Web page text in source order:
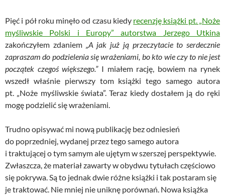
Pięć i pół roku minęło od czasu kiedy recenzję książki pt. „Noże
myśliwskie Polski i Europy” autorstwa Jerzego Utkina
zakończyłem zdaniem „A jak już ją przeczytacie to serdecznie
zapraszam do podzielenia się wrażeniami, bo kto wie czy to nie jest
początek czegoś większego.” I miałem rację, bowiem na rynek
wszedł właśnie pierwszy tom książki tego samego autora
pt. „Noże myśliwskie świata”. Teraz kiedy dostałem ją do ręki
mogę podzielić się wrażeniami.
Trudno opisywać mi nową publikację bez odniesień
do poprzedniej, wydanej przez tego samego autora
i traktującej o tym samym ale ujętym w szerszej perspektywie.
Zwłaszcza, że materiał zawarty w obydwu tytułach częściowo
się pokrywa. Są to jednak dwie różne książki i tak postaram się
je traktować. Nie mniej nie uniknę porównań. Nowa książka